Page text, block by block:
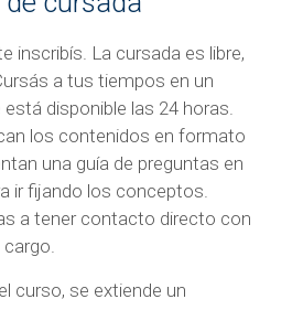
inscribís. La cursada es libre,
a tus tiempos en un
disponible las 24 horas.
los contenidos en formato
una guía de preguntas en
ir fijando los conceptos.
a tener contacto directo con
curso, se extiende un